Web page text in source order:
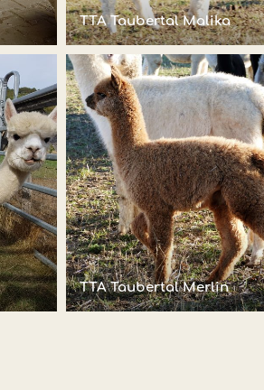
TTA Taubertal Malika
TTA Taubertal Merlin